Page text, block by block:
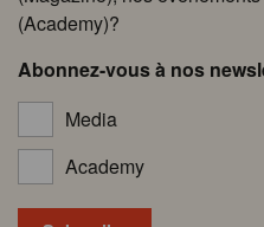
(Academy)?
Abonnez-vous à nos
Media
Academy